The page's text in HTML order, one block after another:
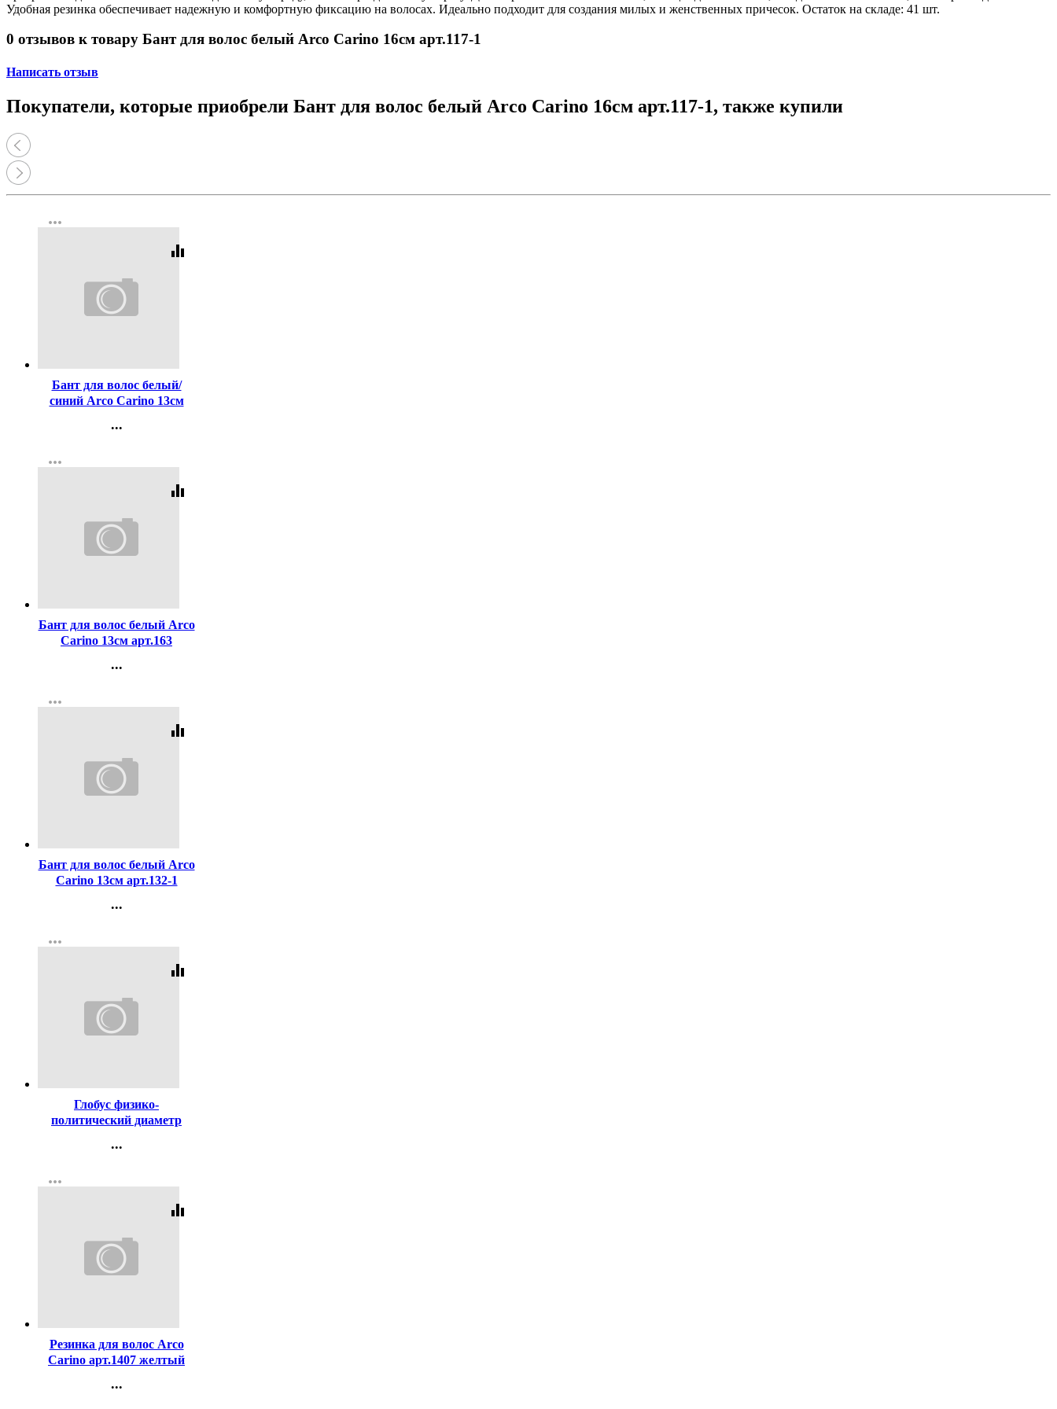
Принтеры, копиры, МФУ
Оборудование банковское
Удобная резинка обеспечивает надежную и комфортную фиксацию на волосах. Идеально подходит для создания милых и женственных причесок. Остаток на складе: 41 шт.
0 отзывов к товару Бант для волос белый Arco Carino 16см арт.117-1
Написать отзыв
Покупатели, которые приобрели Бант для волос белый Arco Carino 16см арт.117-1, также купили
more_horiz
equalizer
Бант для волос белый/
синий Arco Carino 13см
...
Регистрация
more_horiz
equalizer
Бант для волос белый Arco
Carino 13см арт.163
...
Регистрация
more_horiz
equalizer
Бант для волос белый Arco
Carino 13см арт.132-1
...
Регистрация
more_horiz
equalizer
Глобус физико-
политический диаметр
подсветкой голубая
...
Регистрация
more_horiz
equalizer
Резинка для волос Arco
Carino арт.1407 желтый
...